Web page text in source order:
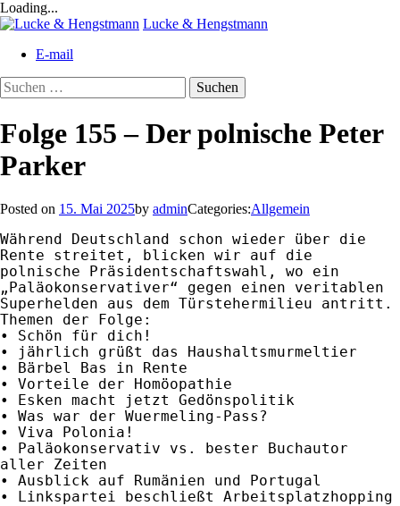
Loading...
Skip
content
Lucke & Hengstmann
E-mail
Suchen
nach:
Folge 155 – Der polnische Peter
Parker
Posted on 15. Mai 2025by adminCategories:Allgemein
Während Deutschland schon wieder über die
Rente streitet, blicken wir auf die
polnische Präsidentschaftswahl, wo ein
„Paläokonservativer“ gegen einen veritablen
Superhelden aus dem Türstehermilieu antritt.
Themen der Folge:
• Schön für dich!
• jährlich grüßt das Haushaltsmurmeltier
• Bärbel Bas in Rente
• Vorteile der Homöopathie
• Esken macht jetzt Gedönspolitik
• Was war der Wuermeling-Pass?
• Viva Polonia!
• Paläokonservativ vs. bester Buchautor
aller Zeiten
• Ausblick auf Rumänien und Portugal
• Linkspartei beschließt Arbeitsplatzhopping